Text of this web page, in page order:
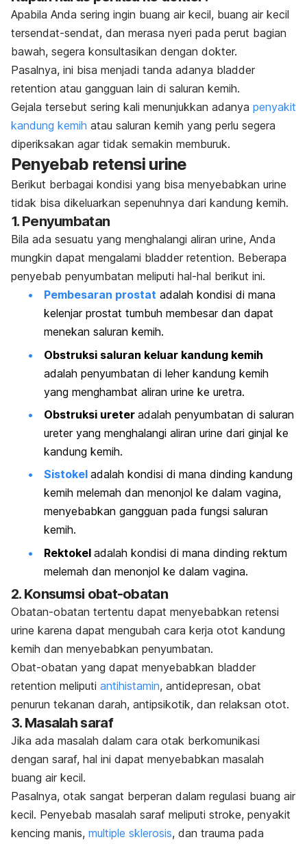
Apabila Anda sering ingin buang air kecil, buang air kecil
tersendat-sendat, dan merasa nyeri pada perut bagian
bawah, segera konsultasikan dengan dokter.
Pasalnya, ini bisa menjadi tanda adanya bladder
retention atau gangguan lain di saluran kemih.
Gejala tersebut sering kali menunjukkan adanya penyakit
kandung kemih atau saluran kemih yang perlu segera
diperiksakan agar tidak semakin memburuk.
Penyebab retensi urine
Berikut berbagai kondisi yang bisa menyebabkan urine
tidak bisa dikeluarkan sepenuhnya dari kandung kemih.
1. Penyumbatan
Bila ada sesuatu yang menghalangi aliran urine, Anda
mungkin dapat mengalami bladder retention. Beberapa
penyebab penyumbatan meliputi hal-hal berikut ini.
Pembesaran prostat adalah kondisi di mana
kelenjar prostat tumbuh membesar dan dapat
menekan saluran kemih.
Obstruksi saluran keluar kandung kemih
adalah penyumbatan di leher kandung kemih
yang menghambat aliran urine ke uretra.
Obstruksi ureter adalah penyumbatan di saluran
ureter yang menghalangi aliran urine dari ginjal ke
kandung kemih.
Sistokel adalah kondisi di mana dinding kandung
kemih melemah dan menonjol ke dalam vagina,
menyebabkan gangguan pada fungsi saluran
kemih.
Rektokel adalah kondisi di mana dinding rektum
melemah dan menonjol ke dalam vagina.
2. Konsumsi obat-obatan
Obatan-obatan tertentu dapat menyebabkan retensi
urine karena dapat mengubah cara kerja otot kandung
kemih dan menyebabkan penyumbatan.
Obat-obatan yang dapat menyebabkan bladder
retention meliputi antihistamin, antidepresan, obat
penurun tekanan darah, antipsikotik, dan relaksan otot.
3. Masalah saraf
Jika ada masalah dalam cara otak berkomunikasi
dengan saraf, hal ini dapat menyebabkan masalah
buang air kecil.
Pasalnya, otak sangat berperan dalam regulasi buang air
kecil. Penyebab masalah saraf meliputi stroke, penyakit
kencing manis, multiple sklerosis, dan trauma pada